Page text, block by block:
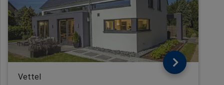
Vettel